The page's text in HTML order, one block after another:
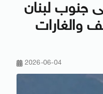
جنوب لبنان
والغارات
2026-06-04